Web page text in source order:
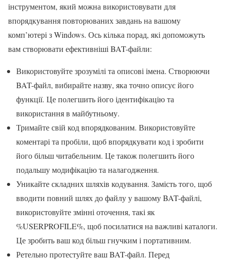
інструментом, який можна використовувати для
впорядкування повторюваних завдань на вашому
комп’ютері з Windows. Ось кілька порад, які допоможуть
вам створювати ефективніші BAT-файли:
Використовуйте зрозумілі та описові імена. Створюючи
BAT-файл, вибирайте назву, яка точно описує його
функції. Це полегшить його ідентифікацію та
використання в майбутньому.
Тримайте свій код впорядкованим. Використовуйте
коментарі та пробіли, щоб впорядкувати код і зробити
його більш читабельним. Це також полегшить його
подальшу модифікацію та налагодження.
Уникайте складних шляхів кодування. Замість того, щоб
вводити повний шлях до файлу у вашому BAT-файлі,
використовуйте змінні оточення, такі як
%USERPROFILE%, щоб посилатися на важливі каталоги.
Це зробить ваш код більш гнучким і портативним.
Ретельно протестуйте ваш BAT-файл. Перед